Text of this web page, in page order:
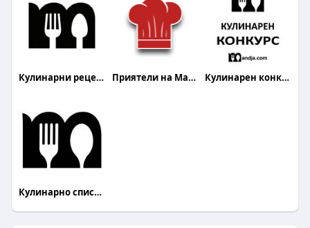
Кулинарни рецепти Приятели на Mandja.bg Кулинарен конкурс
Кулинарно списание Mandja